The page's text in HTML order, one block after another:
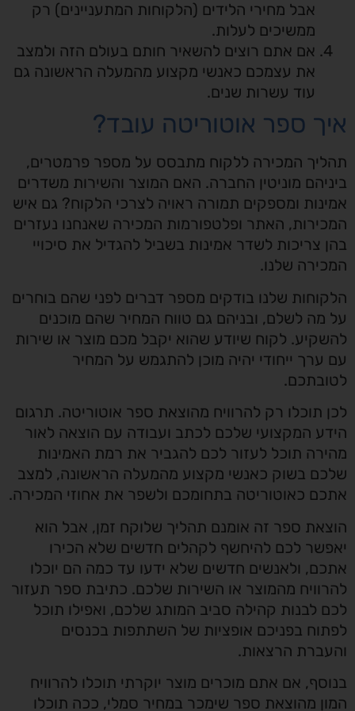
אבל מחירי הלידים (הלקוחות המתעניינים) רק
ממשיכים לעלות.
אם אתם רוצים להשאיר חותם בעולם הזה ולמצב
את עצמכם כאנשי מקצוע מהמעלה הראשונה גם
עוד עשרות שנים.
איך ספר אוטוריטה עובד?
תהליך המכירה ללקוח מתבסס על מספר פרמטרים,
ביניהם מוניטין החברה. האם המוצר והשירות משדרים
אמינות ומספקים תמורה ראויה לצרכי הלקוח? גם איש
המכירות, האתר ופלטפורמות המכירה שאנחנו נעזרים
בהן צריכות לשדר אמינות בשביל להגדיל את סיכויי
המכירה שלנו.
הלקוחות שלנו בודקים מספר דברים לפני שהם בוחרים
על מה לשלם, ובניהם גם טווח המחיר שהם מוכנים
להשקיע. לקוח שיודע שהוא יקבל מכם מוצר או שירות
עם ערך ייחודי יהיה מוכן להתגמש על המחיר
לטובתכם.
לכן תוכלו רק להרוויח מהוצאת ספר אוטוריטה. תרגום
הידע המקצועי שלכם לכתב ועבודה עם הוצאה לאור
מהירה תוכל לעזור לכם להגביר את רמת האמינות
שלכם בשוק כאנשי מקצוע מהמעלה הראשונה, למצב
אתכם כאוטוריטה בתחומכם ולשפר את אחוזי המכירה.
הוצאת ספר זה אומנם תהליך שלוקח זמן, אבל הוא
יאפשר לכם להיחשף לקהלים חדשים שלא הכירו
אתכם, ולאנשים חדשים שלא ידעו עד כמה הם יוכלו
להרוויח מהמוצר או השירות שלכם. כתיבת ספר תעזור
לכם לבנות קהילה סביב המותג שלכם, ואפילו תוכל
לפתוח בפניכם אופציות של השתתפות בכנסים
והעברת הרצאות.
בנוסף, אם אתם מוכרים מוצר יוקרתי תוכלו להרוויח
המון מהוצאת ספר שימכר במחיר סמלי, ככה תוכלו